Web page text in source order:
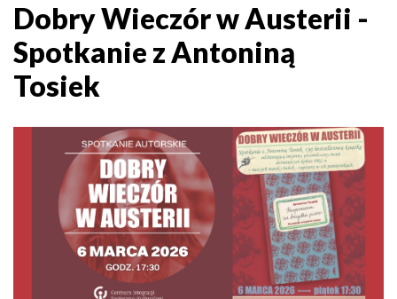
Dobry Wieczór w Austerii -
Spotkanie z Antoniną
Tosiek